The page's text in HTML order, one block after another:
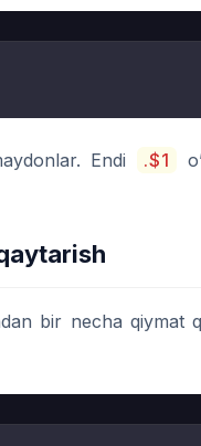
Endi .$1
bir necha qiymat